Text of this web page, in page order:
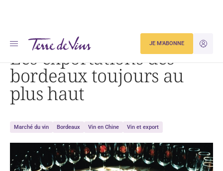
JE
JE M'ABONNE
Accueil Les exportations des bordeaux toujours au plus haut
Les exportations des
bordeaux toujours au
plus haut
Marché du vin Bordeaux Vin en Chine Vin et export